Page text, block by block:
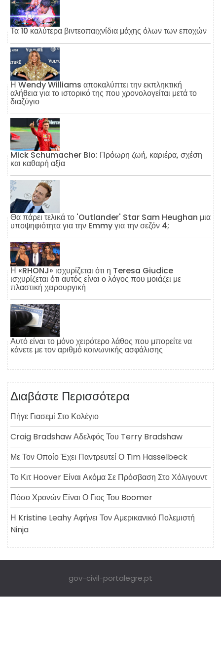
Τα 10 καλύτερα βιντεοπαιχνίδια μάχης όλων των εποχών
Η Wendy Williams αποκαλύπτει την εκπληκτική
αλήθεια για το ιστορικό της που χρονολογείται μετά το
διαζύγιο
Mick Schumacher Bio: Πρόωρη ζωή, καριέρα, σχέση
και καθαρή αξία
Θα πάρει τελικά το 'Outlander' Star Sam Heughan μια
υποψηφιότητα για την Emmy για την σεζόν 4;
Η «RHONJ» ισχυρίζεται ότι η Teresa Giudice
ισχυρίζεται ότι αυτός είναι ο λόγος που μοιάζει με
πλαστική χειρουργική
Αυτό είναι το μόνο χειρότερο λάθος που μπορείτε να
κάνετε με τον αριθμό κοινωνικής ασφάλισης
Διαβάστε Περισσότερα
Πήγε Γιασεμί Στο Κολέγιο
Craig Bradshaw Αδελφός Του Terry Bradshaw
Με Τον Οποίο Έχει Παντρευτεί Ο Tim Hasselbeck
Το Κιτ Hoover Είναι Ακόμα Σε Πρόσβαση Στο Χόλιγουντ
Πόσο Χρονών Είναι Ο Γιος Του Boomer
Η Kristine Leahy Αφήνει Τον Αμερικανικό Πολεμιστή
Ninja
gov-civil-portalegre.pt